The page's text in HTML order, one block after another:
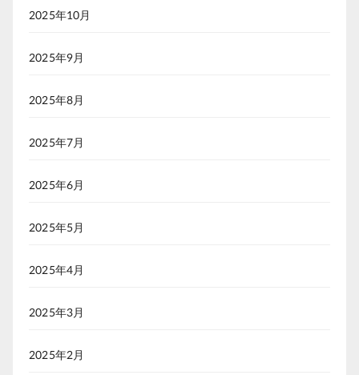
2025年10月
2025年9月
2025年8月
2025年7月
2025年6月
2025年5月
2025年4月
2025年3月
2025年2月